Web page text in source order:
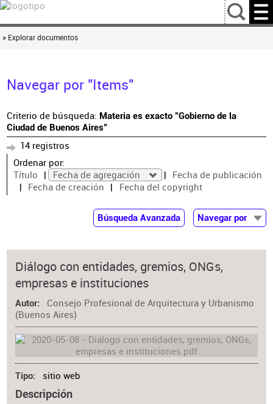
…
» Explorar documentos
Navegar por "Items"
Criterio de búsqueda: Materia es exacto "Gobierno de la
Ciudad de Buenos Aires"
14 registros
Ordenar por:
Título
Fecha de agregación
Fecha de publicación
Fecha de creación
Fecha del copyright
Búsqueda Avanzada
Navegar por
Autor
Colaborador
Diálogo con entidades, gremios, ONGs,
empresas e instituciones
Autor
Consejo Profesional de Arquitectura y Urbanismo
(Buenos Aires)
Tipo sitio web
Descripción